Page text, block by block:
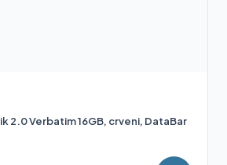
2.0 Verbatim 16GB, crveni, DataBar